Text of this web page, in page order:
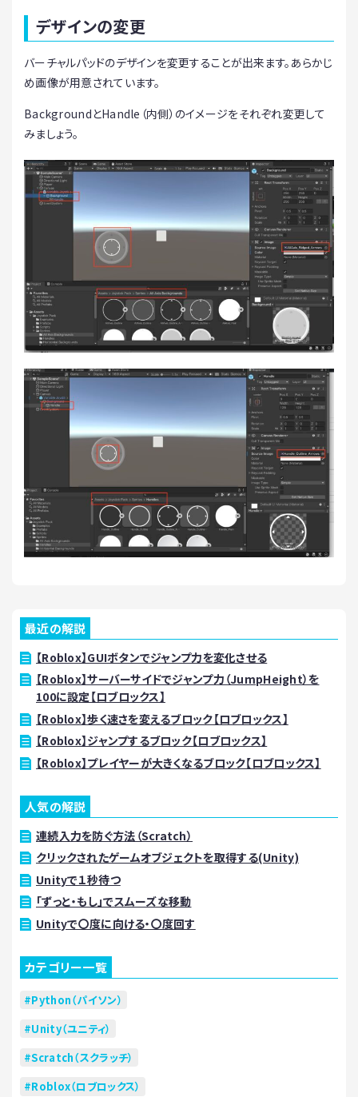
デザインの変更
バーチャルパッドのデザインを変更することが出来ます。あらかじ
め画像が用意されています。
BackgroundとHandle（内側）のイメージをそれぞれ変更して
みましょう。
最近の解説
【Roblox】GUIボタンでジャンプ力を変化させる
【Roblox】サーバーサイドでジャンプ力（JumpHeight）を
100に設定【ロブロックス】
【Roblox】歩く速さを変えるブロック【ロブロックス】
【Roblox】ジャンプするブロック【ロブロックス】
【Roblox】プレイヤーが大きくなるブロック【ロブロックス】
人気の解説
連続入力を防ぐ方法（Scratch）
クリックされたゲームオブジェクトを取得する(Unity)
Unityで１秒待つ
「ずっと・もし」でスムーズな移動
Unityで〇度に向ける・〇度回す
カテゴリー一覧
Python（パイソン）
Unity（ユニティ）
Scratch（スクラッチ）
Roblox（ロブロックス）